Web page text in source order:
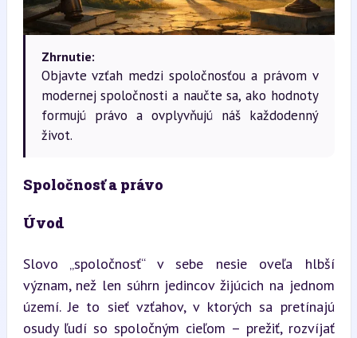
Zhrnutie:
Objavte vzťah medzi spoločnosťou a právom v
modernej spoločnosti a naučte sa, ako hodnoty
formujú právo a ovplyvňujú náš každodenný
život.
Spoločnosť a právo
Úvod
Slovo „spoločnosť“ v sebe nesie oveľa hlbší
význam, než len súhrn jedincov žijúcich na jednom
území. Je to sieť vzťahov, v ktorých sa pretínajú
osudy ľudí so spoločným cieľom – prežiť, rozvíjať